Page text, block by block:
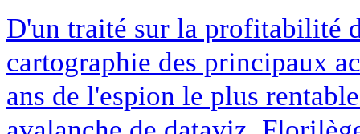
D'un traité sur la profitabilité
cartographie des principaux
ans de l'espion le plus